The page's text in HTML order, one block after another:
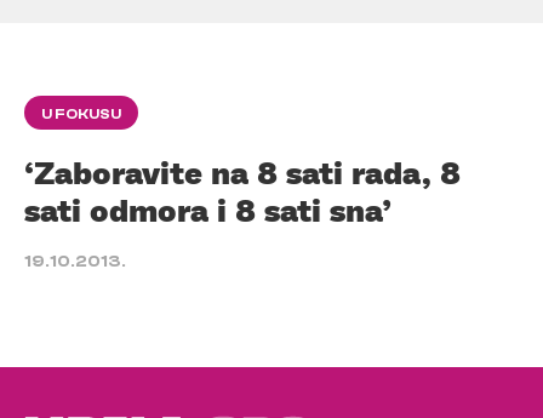
U FOKUSU
‘Zaboravite na 8 sati rada, 8
sati odmora i 8 sati sna’
19.10.2013.